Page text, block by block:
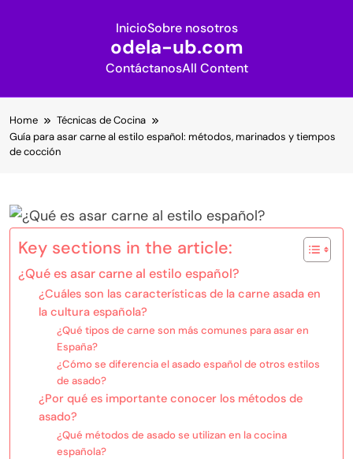
InicioSobre nosotros
odela-ub.com
ContáctanosAll Content
to
content
Home
Técnicas de Cocina
Guía para asar carne al estilo español: métodos, marinados y tiempos
de cocción
Key sections in the article:
¿Qué es asar carne al estilo español?
¿Cuáles son las características de la carne asada en
la cultura española?
¿Qué tipos de carne son más comunes para asar en
España?
¿Cómo se diferencia el asado español de otros estilos
de asado?
¿Por qué es importante conocer los métodos de
asado?
¿Qué métodos de asado se utilizan en la cocina
española?